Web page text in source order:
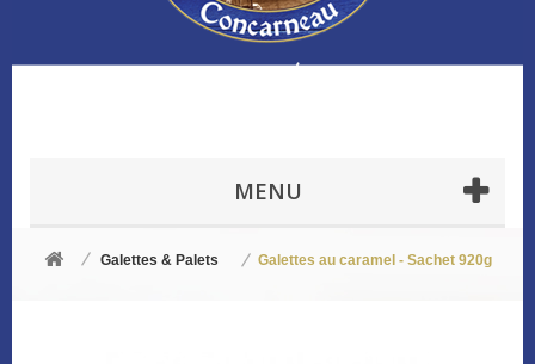
MENU
Galettes & Palets Galettes au caramel - Sachet 920g